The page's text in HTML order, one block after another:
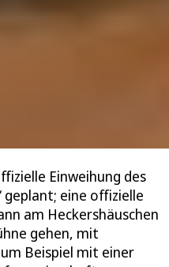
Einweihung des
geplant; eine offizielle
am Heckershäuschen
gehen, mit
Beispiel mit einer